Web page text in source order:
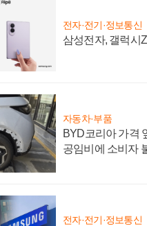
전자·전기·정보통신
삼성전자, 갤럭시
자동차·부품
BYD코리아 가격
공임비에 소비자
전자·전기·정보통신